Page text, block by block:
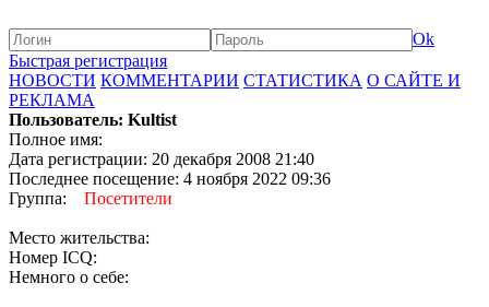
Ok
Быстрая регистрация
НОВОСТИ КОММЕНТАРИИ СТАТИСТИКА О САЙТЕ И
РЕКЛАМА
Пользователь: Kultist
Полное имя:
Дата регистрации: 20 декабря 2008 21:40
Последнее посещение: 4 ноября 2022 09:36
Группа: Посетители
Место жительства:
Номер ICQ:
Немного о себе: